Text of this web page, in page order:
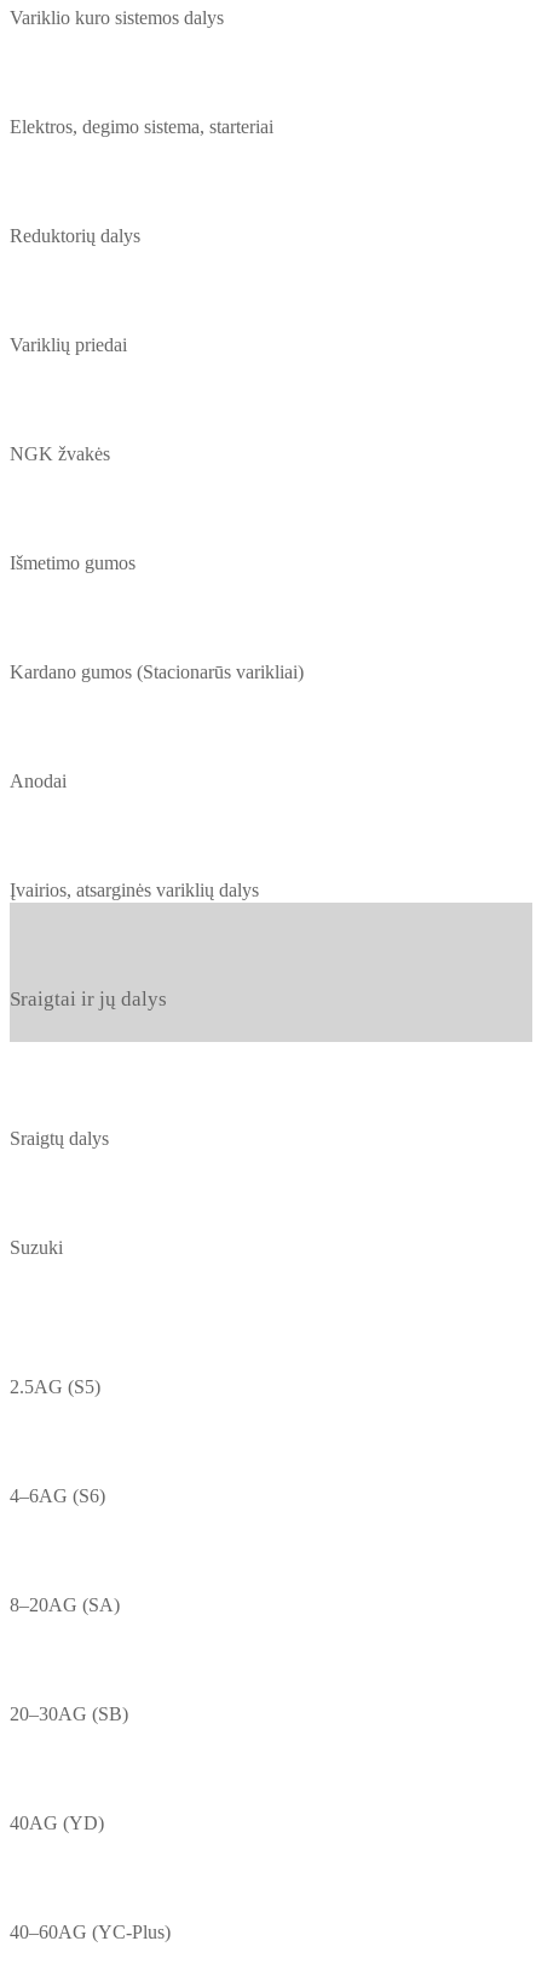
Variklio kuro sistemos dalys
Elektros, degimo sistema, starteriai
Reduktorių dalys
Variklių priedai
NGK žvakės
Išmetimo gumos
Kardano gumos (Stacionarūs varikliai)
Anodai
Įvairios, atsarginės variklių dalys
Sraigtai ir jų dalys
Sraigtų dalys
Suzuki
2.5AG (S5)
4–6AG (S6)
8–20AG (SA)
20–30AG (SB)
40AG (YD)
40–60AG (YC-Plus)